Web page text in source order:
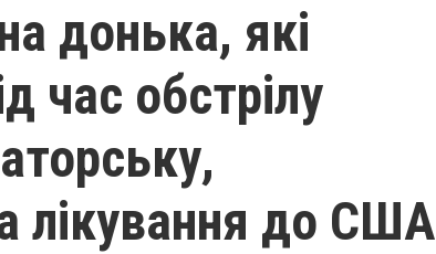
донька, які
час обстрілу
лікування до США